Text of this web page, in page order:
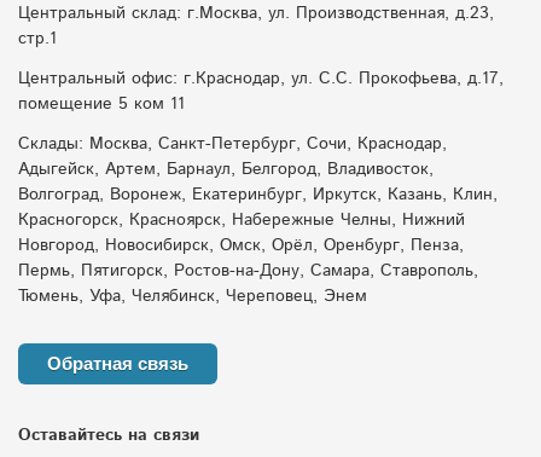
Центральный склад: г.Москва, ул. Производственная, д.23,
стр.1
Центральный офис: г.Краснодар, ул. С.С. Прокофьева, д.17,
помещение 5 ком 11
Склады: Москва, Санкт-Петербург, Сочи, Краснодар,
Адыгейск, Артем, Барнаул, Белгород, Владивосток,
Волгоград, Воронеж, Екатеринбург, Иркутск, Казань, Клин,
Красногорск, Красноярск, Набережные Челны, Нижний
Новгород, Новосибирск, Омск, Орёл, Оренбург, Пенза,
Пермь, Пятигорск, Ростов-на-Дону, Самара, Ставрополь,
Тюмень, Уфа, Челябинск, Череповец, Энем
Обратная связь
Оставайтесь на связи